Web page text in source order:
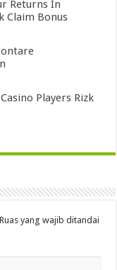
Returns In
Claim Bonus
Players Rizk
Ruas yang wajib ditandai